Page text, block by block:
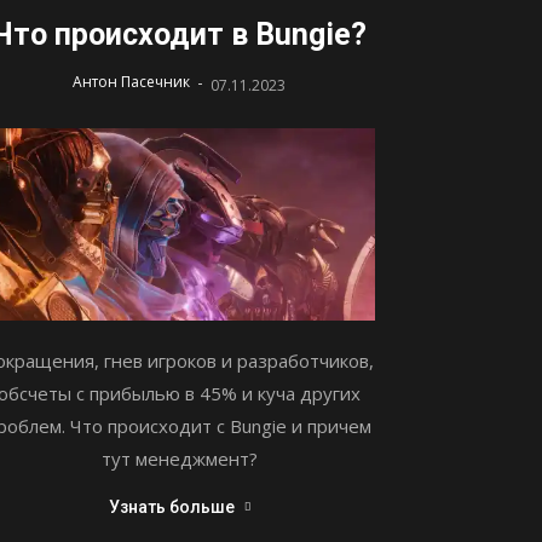
происходит в Bungie?
Антон Пасечник - 07.11.2023
гнев игроков и разработчиков,
с прибылью в 45% и куча других
Что происходит с Bungie и причем
тут менеджмент?
Узнать больше